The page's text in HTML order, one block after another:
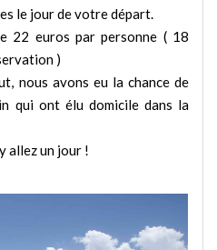
le jour de votre départ.
22 euros par personne ( 18
)
nous avons eu la chance de
qui ont élu domicile dans la
allez un jour !